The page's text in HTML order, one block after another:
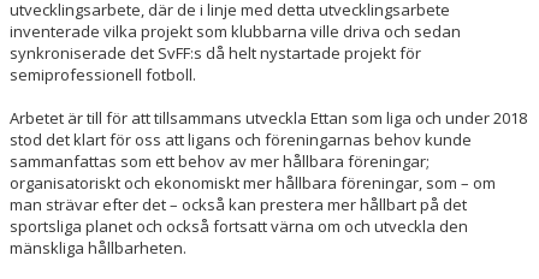
utvecklingsarbete, där de i linje med detta utvecklingsarbete
inventerade vilka projekt som klubbarna ville driva och sedan
synkroniserade det SvFF:s då helt nystartade projekt för
semiprofessionell fotboll.
Arbetet är till för att tillsammans utveckla Ettan som liga och under 2018
stod det klart för oss att ligans och föreningarnas behov kunde
sammanfattas som ett behov av mer hållbara föreningar;
organisatoriskt och ekonomiskt mer hållbara föreningar, som – om
man strävar efter det – också kan prestera mer hållbart på det
sportsliga planet och också fortsatt värna om och utveckla den
mänskliga hållbarheten.